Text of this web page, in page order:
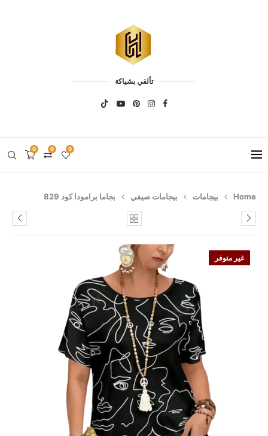
تألقي بشياكة
0 0 0
Home بيجامات بيجامات صيفي بجاما برامودا كود 829
غير متوفر